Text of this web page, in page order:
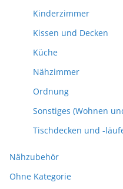
Kinderzimmer
Kissen und Decken
Küche
Nähzimmer
Ordnung
Sonstiges (Wohnen
Tischdecken und -
Nähzubehör
Ohne Kategorie